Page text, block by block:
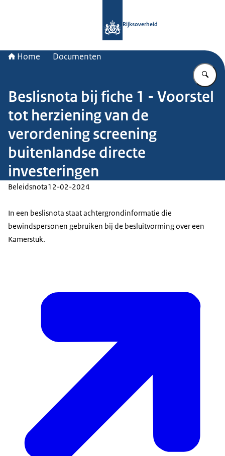
Rijksoverheid
Home Documenten
Beslisnota bij fiche 1 - Voorstel
tot herziening van de
verordening screening
buitenlandse directe
investeringen
Beleidsnota12-02-2024
In een beslisnota staat achtergrondinformatie die
bewindspersonen gebruiken bij de besluitvorming over een
Kamerstuk.